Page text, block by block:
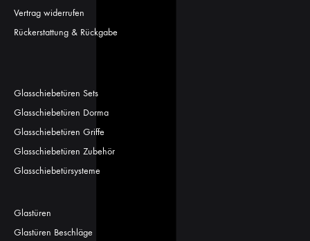
Vertrag widerrufen
Rückerstattung & Rückgabe
Glasschiebetüren Sets
Glasschiebetüren Dorma
Glasschiebetüren Griffe
Glasschiebetüren Zubehör
Glasschiebetürsysteme
Glastüren
Glastüren Beschläge